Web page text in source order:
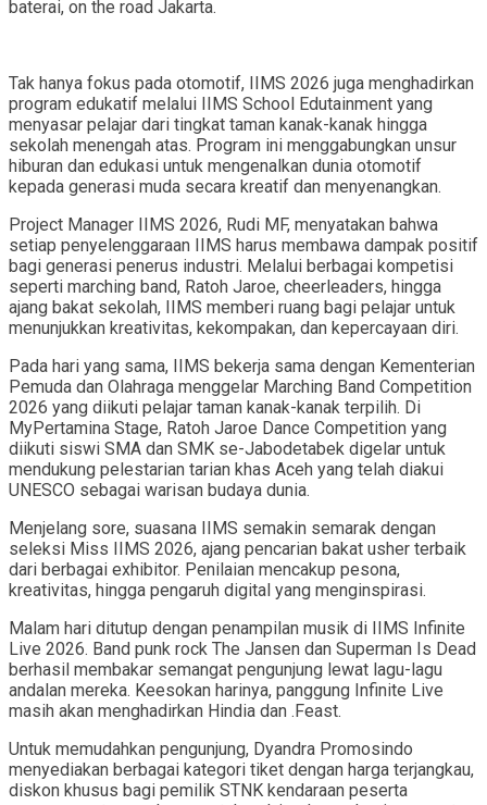
baterai, on the road Jakarta.
Tak hanya fokus pada otomotif, IIMS 2026 juga menghadirkan
program edukatif melalui IIMS School Edutainment yang
menyasar pelajar dari tingkat taman kanak-kanak hingga
sekolah menengah atas. Program ini menggabungkan unsur
hiburan dan edukasi untuk mengenalkan dunia otomotif
kepada generasi muda secara kreatif dan menyenangkan.
Project Manager IIMS 2026, Rudi MF, menyatakan bahwa
setiap penyelenggaraan IIMS harus membawa dampak positif
bagi generasi penerus industri. Melalui berbagai kompetisi
seperti marching band, Ratoh Jaroe, cheerleaders, hingga
ajang bakat sekolah, IIMS memberi ruang bagi pelajar untuk
menunjukkan kreativitas, kekompakan, dan kepercayaan diri.
Pada hari yang sama, IIMS bekerja sama dengan Kementerian
Pemuda dan Olahraga menggelar Marching Band Competition
2026 yang diikuti pelajar taman kanak-kanak terpilih. Di
MyPertamina Stage, Ratoh Jaroe Dance Competition yang
diikuti siswi SMA dan SMK se-Jabodetabek digelar untuk
mendukung pelestarian tarian khas Aceh yang telah diakui
UNESCO sebagai warisan budaya dunia.
Menjelang sore, suasana IIMS semakin semarak dengan
seleksi Miss IIMS 2026, ajang pencarian bakat usher terbaik
dari berbagai exhibitor. Penilaian mencakup pesona,
kreativitas, hingga pengaruh digital yang menginspirasi.
Malam hari ditutup dengan penampilan musik di IIMS Infinite
Live 2026. Band punk rock The Jansen dan Superman Is Dead
berhasil membakar semangat pengunjung lewat lagu-lagu
andalan mereka. Keesokan harinya, panggung Infinite Live
masih akan menghadirkan Hindia dan .Feast.
Untuk memudahkan pengunjung, Dyandra Promosindo
menyediakan berbagai kategori tiket dengan harga terjangkau,
diskon khusus bagi pemilik STNK kendaraan peserta